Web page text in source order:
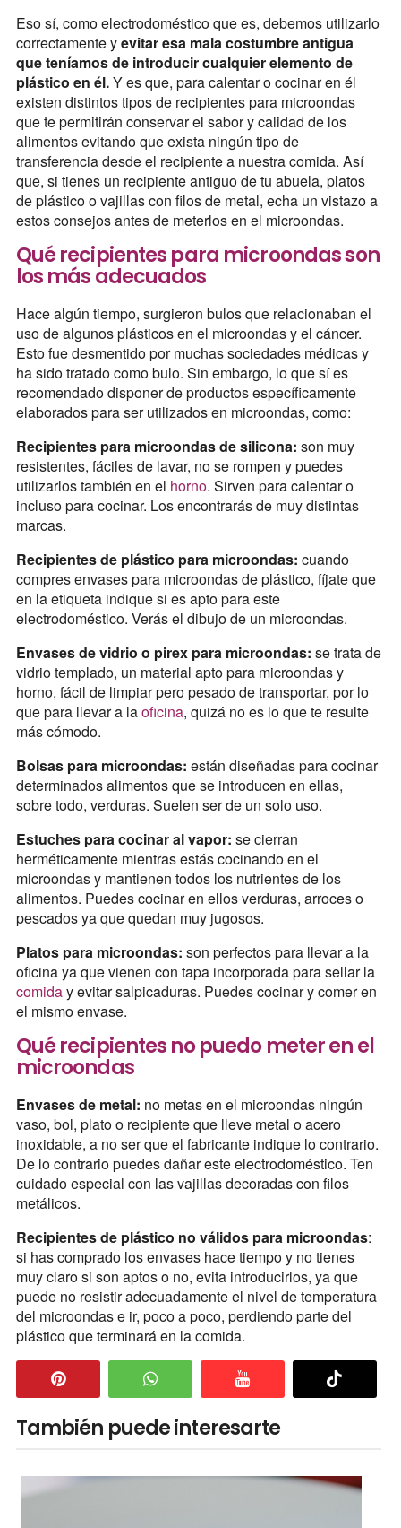
Eso sí, como electrodoméstico que es, debemos utilizarlo
correctamente yevitar esa mala costumbre antigua
que teníamos de introducir cualquier elemento de
plástico en él.Y es que, para calentar o cocinar en él
existen distintos tipos de recipientes para microondas
que te permitirán conservar el sabor y calidad de los
alimentos evitando que exista ningún tipo de
transferencia desde el recipiente a nuestra comida. Así
que, si tienes un recipiente antiguo de tu abuela, platos
de plástico o vajillas con filos de metal, echa un vistazo a
estos consejos antes de meterlos en el microondas.
Qué recipientes para microondas son
los más adecuados
Hace algún tiempo, surgieron bulos que relacionaban el
uso de algunos plásticos en el microondas y el cáncer.
Esto fue desmentido por muchas sociedades médicas y
ha sido tratado como bulo. Sin embargo, lo que sí es
recomendado disponer de productos específicamente
elaborados para ser utilizados en microondas, como:
Recipientes para microondas de silicona: son muy
resistentes, fáciles de lavar, no se rompen y puedes
utilizarlos también en el horno. Sirven para calentar o
incluso para cocinar. Los encontrarás de muy distintas
marcas.
Recipientes de plástico para microondas: cuando
compres envases para microondas de plástico, fíjate que
en la etiqueta indique si es apto para este
electrodoméstico. Verás el dibujo de un microondas.
Envases de vidrio o pirex para microondas: se trata de
vidrio templado, un material apto para microondas y
horno, fácil de limpiar pero pesado de transportar, por lo
que para llevar a laoficina, quizá no es lo que te resulte
más cómodo.
Bolsas para microondas: están diseñadas para cocinar
determinados alimentos que se introducen en ellas,
sobre todo, verduras. Suelen ser de un solo uso.
Estuches para cocinar al vapor: se cierran
herméticamente mientras estás cocinando en el
microondas y mantienen todos los nutrientes de los
alimentos. Puedes cocinar en ellos verduras, arroces o
pescados ya que quedan muy jugosos.
Platos para microondas: son perfectos para llevar a la
oficina ya que vienen con tapa incorporada para sellar la
comiday evitar salpicaduras. Puedes cocinar y comer en
el mismo envase.
Qué recipientes no puedo meter en el
microondas
Envases de metal: no metas en el microondas ningún
vaso, bol, plato o recipiente que lleve metal o acero
inoxidable, a no ser que el fabricante indique lo contrario.
De lo contrario puedes dañar este electrodoméstico. Ten
cuidado especial con las vajillas decoradas con filos
metálicos.
Recipientes de plástico no válidos para microondas:
si has comprado los envases hace tiempo y no tienes
muy claro si son aptos o no, evita introducirlos, ya que
puede no resistir adecuadamente el nivel de temperatura
del microondas e ir, poco a poco, perdiendo parte del
plástico que terminará en la comida.
También puede interesarte